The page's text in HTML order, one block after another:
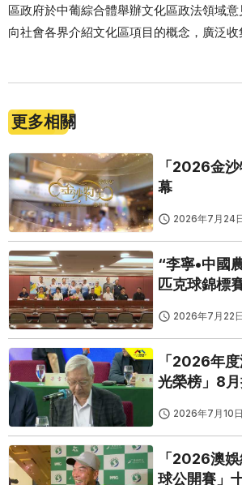
區政府於中葡綜合體舉辦文化區政法領域
向社會各界介紹文化區項目的概念，廣泛收
更多相關
「2026金
幕
2026年7月24日
“李寧•中國
匹克球錦標
2026年7月22日
「2026年
光榮榜」8
2026年7月10日
「2026澳
球公開賽」